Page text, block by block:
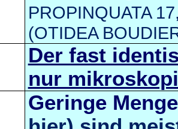
PROPINQUATA
(OTIDEA
Der fast
nur
Geringe